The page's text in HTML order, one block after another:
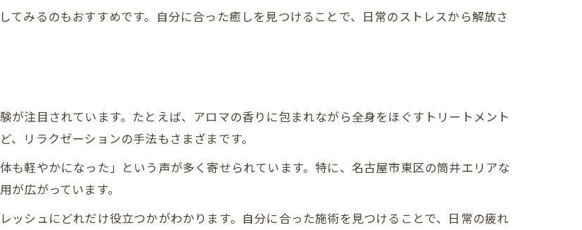
ゼーションの効果を最大化する選択術
ゼーションで快適な毎日を実現する方法
日常に取り入れるリラクゼーション習慣
の癒しスポットで見つける快適生活
ゼーション活用で疲れ知らずの毎日へ
ゼーションが生む心地よいライフスタイル
てみるのもおすすめです。自分に合った癒しを見つけることで、日常のストレスから解放さ
が注目されています。たとえば、アロマの香りに包まれながら全身をほぐすトリートメント
リラクゼーションの手法もさまざまです。
も軽やかになった」という声が多く寄せられています。特に、名古屋市東区の筒井エリアな
が広がっています。
ッシュにどれだけ役立つかがわかります。自分に合った施術を見つけることで、日常の疲れ